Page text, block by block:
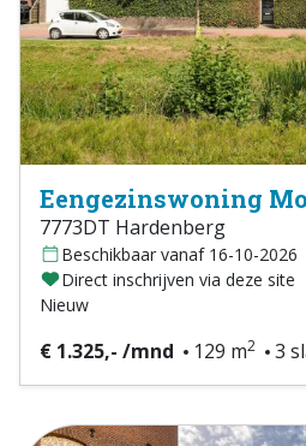
Eengezinswoning
7773DT Hardenberg
Beschikbaar vanaf 16-10-2026
Direct inschrijven via deze site
Nieuw
€ 1.325,- /mnd 129 m2 3